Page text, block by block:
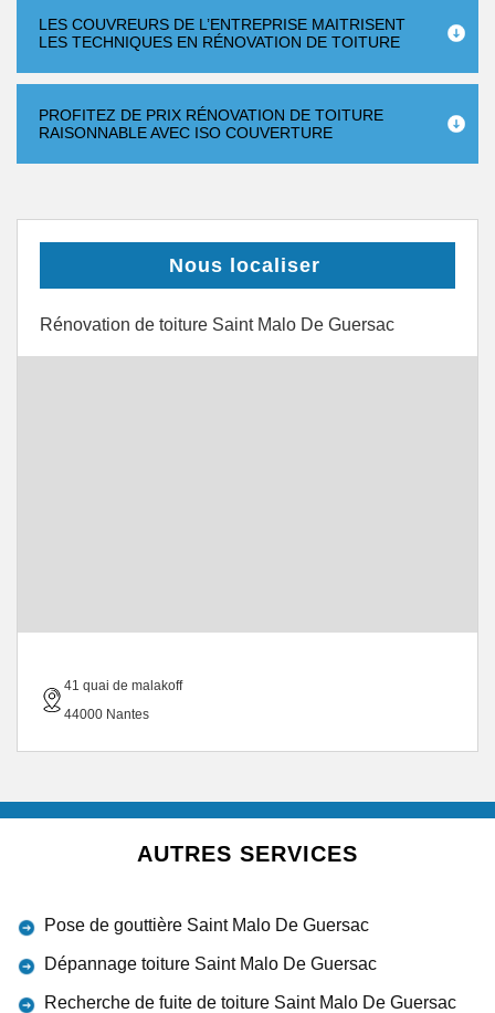
LES COUVREURS DE L’ENTREPRISE MAITRISENT
LES TECHNIQUES EN RÉNOVATION DE TOITURE
PROFITEZ DE PRIX RÉNOVATION DE TOITURE
RAISONNABLE AVEC ISO COUVERTURE
Nous localiser
Rénovation de toiture Saint Malo De Guersac
41 quai de malakoff
44000 Nantes
AUTRES SERVICES
Pose de gouttière Saint Malo De Guersac
Dépannage toiture Saint Malo De Guersac
Recherche de fuite de toiture Saint Malo De Guersac